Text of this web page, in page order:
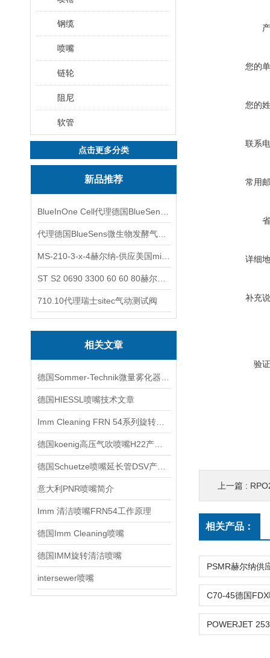
钢缆
喷嘴
链轮
阻尼
软管
点击更多分类
新品推荐
710.10代理瑞士sitec气动测试阀
相关文章
德国HIESSL喷嘴技术文章
意大利PNR喷嘴简介
Imm 清洁喷嘴FRN54工作原理
德国Imm Cleaning喷嘴
德国IMM旋转清洁喷嘴
intersewer喷嘴
您的
您的
联系
常用
详细
补充
验
上一篇 :
相关产品：